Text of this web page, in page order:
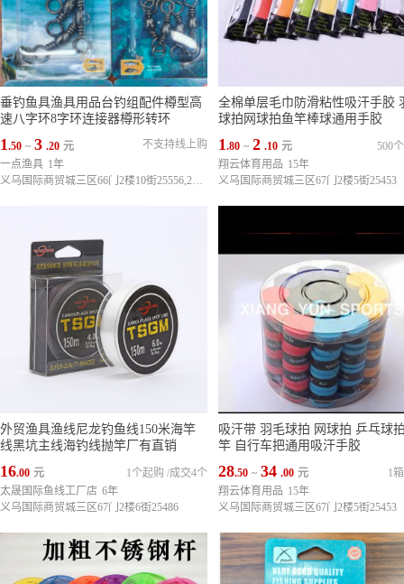
垂钓鱼具渔具用品台钓组配件樽型高
速八字环8字环连接器樽形转环
1.50 ~ 3 .20 元
不支持线上购
一点渔具 1年
义乌国际商贸城三区66门2楼10街25556,25557
全棉单层毛巾防滑粘性吸汗手胶
球拍网球拍鱼竿棒球通用手胶
1.80 ~ 2 .10 元
500
翔云体育用品 15年
义乌国际商贸城三区67门2楼5街25453
外贸渔具渔线尼龙钓鱼线150米海竿
线黑坑主线海钓线抛竿厂有直销
16.00 元 成交4个
1个起购 /
太晟国际鱼线工厂店 6年
义乌国际商贸城三区67门2楼6街25486
吸汗带 羽毛球拍 网球拍 乒乓球
竿 自行车把通用吸汗手胶
28.50 ~ 34 .00 元
1
翔云体育用品 15年
义乌国际商贸城三区67门2楼5街25453